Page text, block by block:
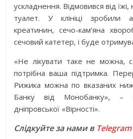
ускладнення. Відмовився від
туалет. У клініці зробили
креатинин, сечо-кам’яна
сечовий катетер, і буде
«Не лікувати таке не можна,
потрібна ваша підтримка.
Рижика можна по вказаних
Банку від Монобанку», –
дніпровської «Вірності».
Слідкуйте за нами в Telegram